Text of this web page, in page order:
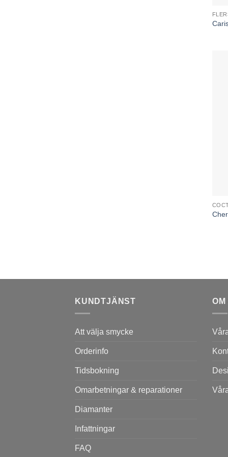
KUNDTJÄNST
Att välja smycke
Orderinfo
Tidsbokning
Omarbetningar & reparationer
Diamanter
Infattningar
FAQ
OM